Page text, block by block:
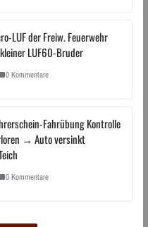
LUF der Freiw. Feuerwehr
LUF60-Bruder
0 Kommentare
Fahrübung Kontrolle
→ Auto versinkt
0 Kommentare